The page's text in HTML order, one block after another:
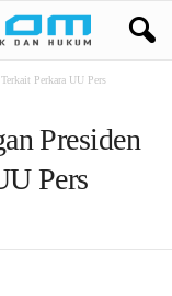
Perkara UU Pers
Presiden
Pers